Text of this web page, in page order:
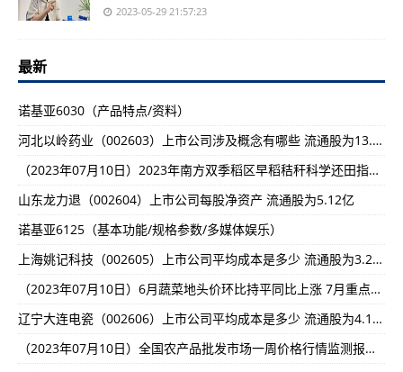
2023-05-29 21:57:23
最新
诺基亚6030（产品特点/资料）
河北以岭药业（002603）上市公司涉及概念有哪些 流通股为13.76亿
（2023年07月10日）2023年南方双季稻区早稻秸秆科学还田指导意见-天天视讯!
山东龙力退（002604）上市公司每股净资产 流通股为5.12亿
诺基亚6125（基本功能/规格参数/多媒体娱乐）
上海姚记科技（002605）上市公司平均成本是多少 流通股为3.28亿
（2023年07月10日）6月蔬菜地头价环比持平同比上涨 7月重点抓好防灾减灾确保蔬菜稳定供应-环球观天下!
辽宁大连电瓷（002606）上市公司平均成本是多少 流通股为4.16亿
（2023年07月10日）全国农产品批发市场一周价格行情监测报告（2023年6月30日—2023年7月6日）-视讯!